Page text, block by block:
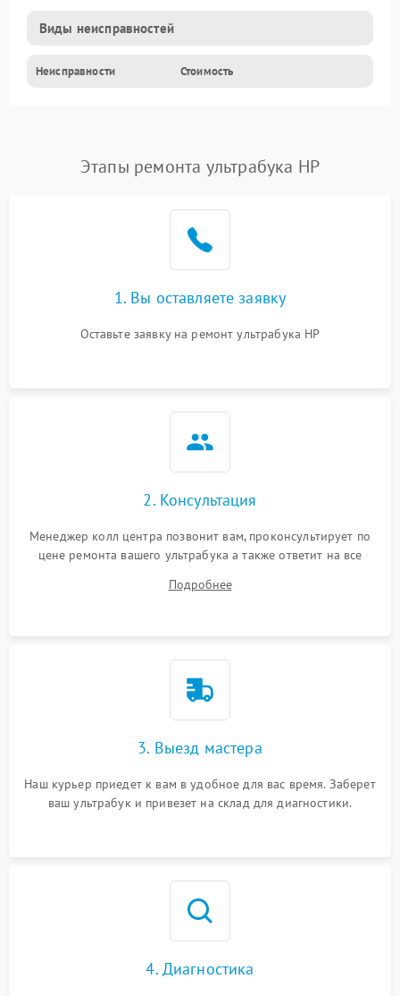
Виды неисправностей
Неисправности Стоимость
Этапы ремонта ультрабука HP
1. Вы оставляете заявку
Оставьте заявку на ремонт ультрабука HP
2. Консультация
Менеджер колл центра позвонит вам, проконсультирует по
цене ремонта вашего ультрабука а также ответит на все
Подробнее
3. Выезд мастера
Наш курьер приедет к вам в удобное для вас время. Заберет
ваш ультрабук и привезет на склад для диагностики.
4. Диагностика